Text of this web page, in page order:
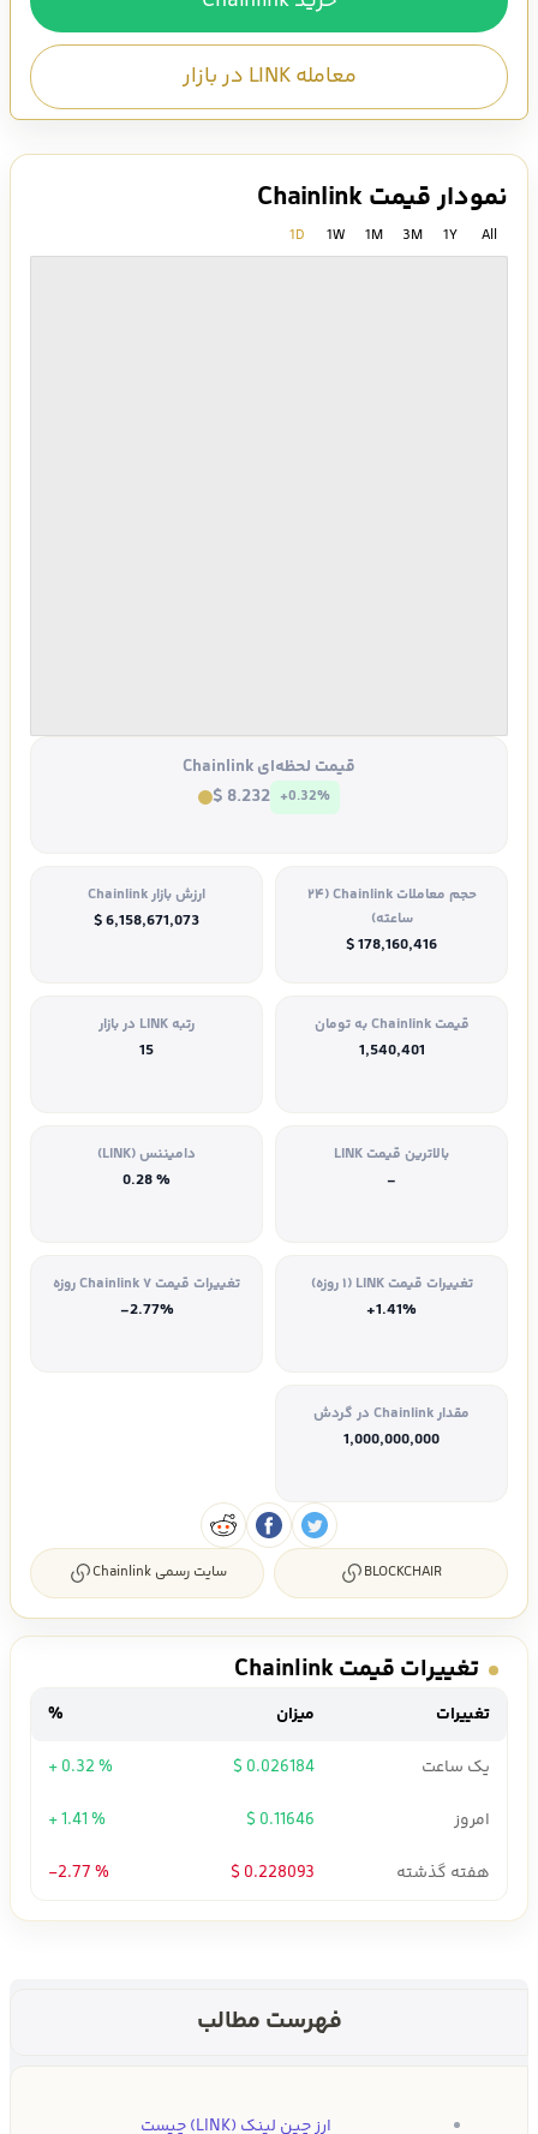
معامله LINK در بازار
نمودار قیمت Chainlink
All
1Y
3M
1M
1W
1D
قیمت لحظه‌ای Chainlink
$ 8.232 +0.32%
حجم معاملات Chainlink (۲۴
ساعته)
$ 178,160,416
ارزش بازار Chainlink
$ 6,158,671,073
قیمت Chainlink به تومان
1,540,401
رتبه LINK در بازار
15
بالاترین قیمت LINK
-
دامیننس (LINK)
% 0.28
تغییرات قیمت LINK (۱ روزه)
+1.41%
تغییرات قیمت Chainlink ۷ روزه
-2.77%
مقدار Chainlink در گردش
1,000,000,000
BLOCKCHAIR سایت رسمی Chainlink
تغییرات قیمت Chainlink
تغییرات میزان
%
یک ساعت
0.026184 $
+ 0.32 %
امروز
0.11646 $
+ 1.41 %
هفته گذشته
0.228093 $
-2.77 %
فهرست مطالب
ارز چین لینک (LINK) چیست